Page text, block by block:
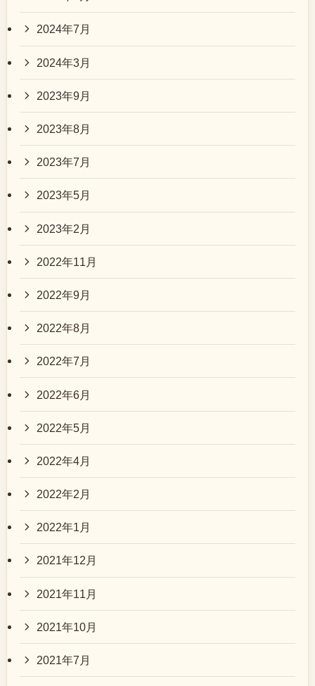
2024年7月
2024年3月
2023年9月
2023年8月
2023年7月
2023年5月
2023年2月
2022年11月
2022年9月
2022年8月
2022年7月
2022年6月
2022年5月
2022年4月
2022年2月
2022年1月
2021年12月
2021年11月
2021年10月
2021年7月